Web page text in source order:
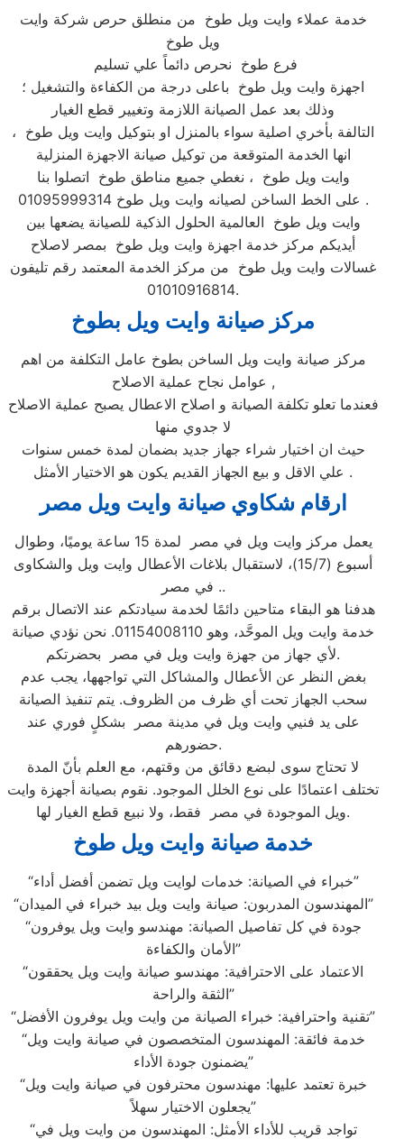
خدمة عملاء وايت ويل طوخ من منطلق حرص شركة وايت
ويل طوخ
فرع طوخ نحرص دائماً علي تسليم
اجهزة وايت ويل طوخ باعلى درجة من الكفاءة والتشغيل ؛
وذلك بعد عمل الصيانة اللازمة وتغيير قطع الغيار
التالفة بأخري اصلية سواء بالمنزل او بتوكيل وايت ويل طوخ ،
انها الخدمة المتوقعة من توكيل صيانة الاجهزة المنزلية
وايت ويل طوخ ، نغطي جميع مناطق طوخ اتصلوا بنا
على الخط الساخن لصيانه وايت ويل طوخ 01095999314 .
وايت ويل طوخ العالمية الحلول الذكية للصيانة يضعها بين
أيديكم مركز خدمة اجهزة وايت ويل طوخ بمصر لاصلاح
غسالات وايت ويل طوخ من مركز الخدمة المعتمد رقم تليفون
01010916814.
مركز صيانة وايت ويل بطوخ
مركز صيانة وايت ويل الساخن بطوخ عامل التكلفة من اهم
عوامل نجاح عملية الاصلاح ,
فعندما تعلو تكلفة الصيانة و اصلاح الاعطال يصبح عملية الاصلاح
لا جدوي منها
حيث ان اختيار شراء جهاز جديد بضمان لمدة خمس سنوات
علي الاقل و بيع الجهاز القديم يكون هو الاختيار الأمثل .
ارقام شكاوي صيانة وايت ويل مصر
يعمل مركز وايت ويل في مصر لمدة 15 ساعة يوميًا، وطوال
أسبوع (15/7)، لاستقبال بلاغات الأعطال وايت ويل والشكاوى
في مصر ..
هدفنا هو البقاء متاحين دائمًا لخدمة سيادتكم عند الاتصال برقم
خدمة وايت ويل الموحَّد، وهو 01154008110. نحن نؤدي صيانة
لأي جهاز من جهزة وايت ويل في مصر بحضرتكم.
بغض النظر عن الأعطال والمشاكل التي تواجهها، يجب عدم
سحب الجهاز تحت أي ظرف من الظروف. يتم تنفيذ الصيانة
على يد فنيي وايت ويل في مدينة مصر بشكلٍ فوري عند
حضورهم.
لا تحتاج سوى لبضع دقائق من وقتهم، مع العلم بأنّ المدة
تختلف اعتمادًا على نوع الخلل الموجود. نقوم بصيانة أجهزة وايت
ويل الموجودة في مصر فقط، ولا نبيع قطع الغيار لها.
خدمة صيانة وايت ويل طوخ
“خبراء في الصيانة: خدمات لوايت ويل تضمن أفضل أداء”
“المهندسون المدربون: صيانة وايت ويل بيد خبراء في الميدان”
“جودة في كل تفاصيل الصيانة: مهندسو وايت ويل يوفرون
الأمان والكفاءة”
“الاعتماد على الاحترافية: مهندسو صيانة وايت ويل يحققون
الثقة والراحة”
“تقنية واحترافية: خبراء الصيانة من وايت ويل يوفرون الأفضل”
“خدمة فائقة: المهندسون المتخصصون في صيانة وايت ويل
يضمنون جودة الأداء”
“خبرة تعتمد عليها: مهندسون محترفون في صيانة وايت ويل
يجعلون الاختيار سهلاً”
“تواجد قريب للأداء الأمثل: المهندسون من وايت ويل في